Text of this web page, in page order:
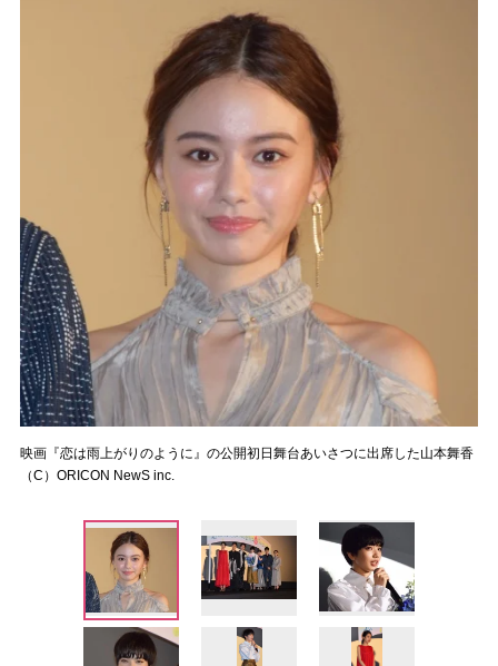
映画『恋は雨上がりのように』の公開初日舞台あいさつに出席した山本舞香
（C）ORICON NewS inc.